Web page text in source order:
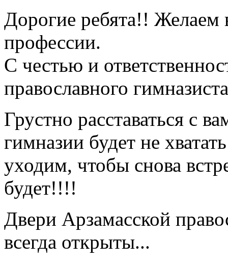
Дорогие ребята!! Желаем
профессии.
С честью и
православного
Грустно расставаться с
гимназии будет не
уходим, чтобы снова
будет!!!!
Двери Арзамасской
всегда открыты...